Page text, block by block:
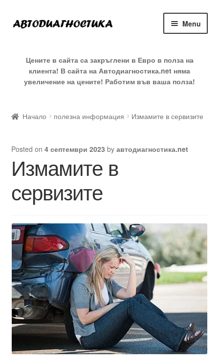
Skip
to
Skip
to
Menu
child
Блог с тестове
Цените в сайта са закръглени в Евро в полза на
клиента! В сайта на Автодиагностика.net няма
увеличение на цените! Работим във ваша полза!
Начало полезна информация Измамите в сервизите
Posted on 4 септември 2023 by автодиагностика.net
Измамите в
сервизите